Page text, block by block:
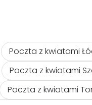
Poczta z kwiatami
Poczta z kwiatami
Poczta z kwiatami